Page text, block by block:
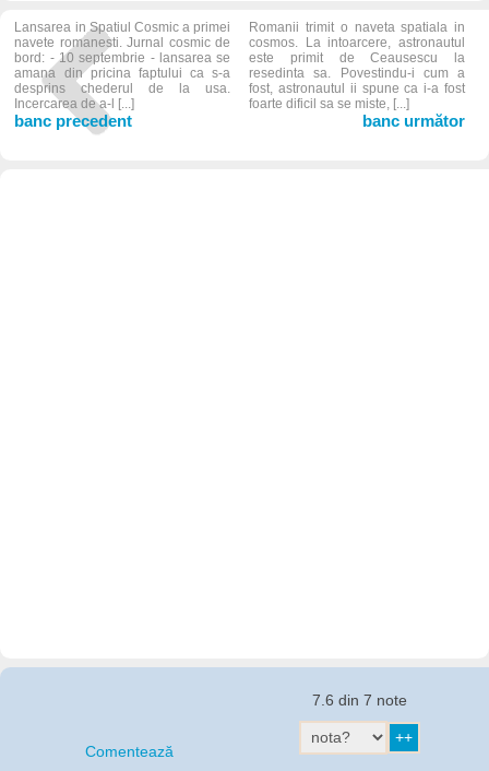
Lansarea in Spatiul Cosmic a primei
navete romanesti. Jurnal cosmic de
bord: - 10 septembrie - lansarea se
amana din pricina faptului ca s-a
desprins chederul de la usa.
Incercarea de a-l [...]
banc precedent
Romanii trimit o naveta spatiala in
cosmos. La intoarcere, astronautul
este primit de Ceausescu la
resedinta sa. Povestindu-i cum a
fost, astronautul ii spune ca i-a fost
foarte dificil sa se miste, [...]
banc următor
Comentează
7.6 din 7 note